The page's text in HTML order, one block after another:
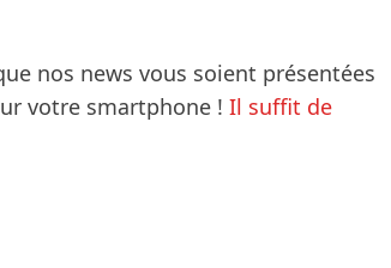
nos news vous soient présentées
votre smartphone ! Il suffit de